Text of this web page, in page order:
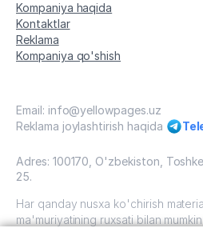
Kompaniya haqida
Kontaktlar
Reklama
Kompaniya qo'shish
Email: info@yellowpages.uz
Reklama joylashtirish haqida
Adres: 100170, O'zbekiston,
25.
Har qanday nusxa ko'chirish
ma'muriyatining ruxsati bilan